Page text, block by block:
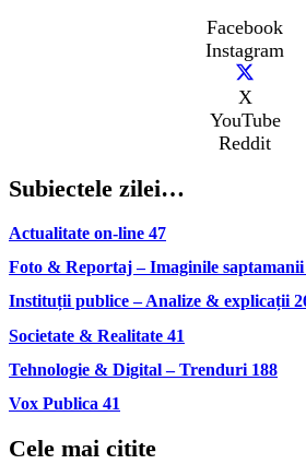
Facebook
Instagram
X
YouTube
Reddit
Subiectele zilei…
Actualitate on-line 47
Foto & Reportaj – Imaginile saptamanii
Instituții publice – Analize & explicații
Societate & Realitate 41
Tehnologie & Digital – Trenduri 188
Vox Publica 41
Cele mai citite